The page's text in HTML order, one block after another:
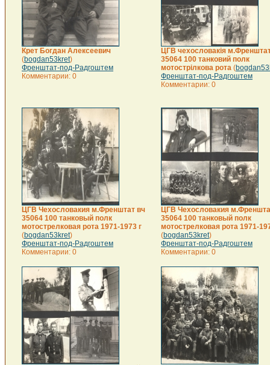
Крет Богдан Алексеевич
(bogdan53kret)
Френштат-под-Радгоштем
Комментарии: 0
ЦГВ чехословакія
35064 100 танковий полк
мотострілкова рота (
Френштат-под-Радгоштем
Комментарии: 0
ЦГВ Чехословакия м.Френштат вч
35064 100 танковый полк
мотострелковая рота 1971-1973 г
(bogdan53kret)
Френштат-под-Радгоштем
Комментарии: 0
ЦГВ Чехословакия
35064 100 танковый полк
мотострелковая рота 1971-
(bogdan53kret)
Френштат-под-Радгоштем
Комментарии: 0